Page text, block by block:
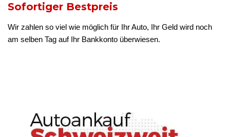
Sofortiger Bestpreis
Wir zahlen so viel wie möglich für Ihr Auto, Ihr Geld wird noch
am selben Tag auf Ihr Bankkonto überwiesen.